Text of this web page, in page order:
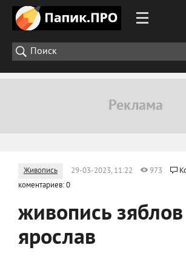
Живопись 29-03-2023, 11:22 973
коментариев: 0
живопись зяблов
ярослав